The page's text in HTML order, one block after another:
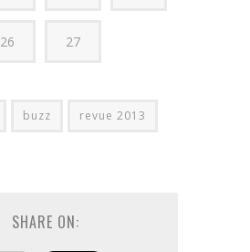
26 27
buzz revue 2013
SHARE ON: